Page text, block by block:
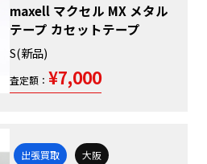
maxell マクセル MX メタル
テープ カセットテープ
S(新品)
査定額： ¥7,000
出張買取 大阪